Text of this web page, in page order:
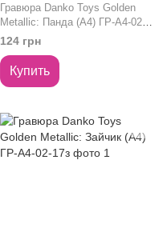
Гравюра Danko Toys Golden
Metallic: Панда (А4) ГР-А4-02-
16з
124 грн
Купить